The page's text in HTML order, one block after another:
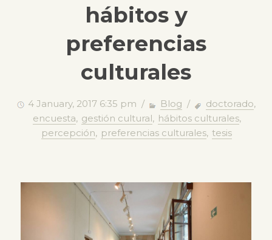
hábitos y
preferencias
culturales
4 January, 2017 6:35 pm / Blog / doctorado,
encuesta, gestión cultural, hábitos culturales,
percepción, preferencias culturales, tesis